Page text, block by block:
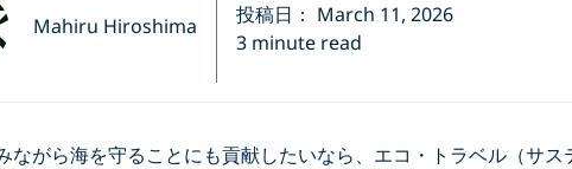
Mahiru Hiroshima
投稿日： March 11, 2026
3 minute read
ながら海を守ることにも貢献したいなら、エコ・トラベル（サス